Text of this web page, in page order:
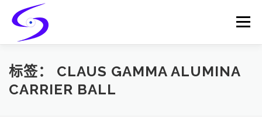
content
Menu
HOME PRODUCTS CATALYST-CARRIER
标签： CLAUS GAMMA ALUMINA
CARRIER BALL